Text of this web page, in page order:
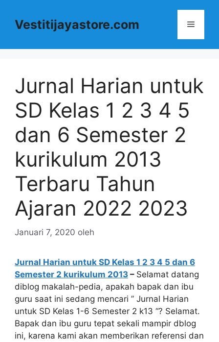
Vestitijayastore.com Menu
Jurnal Harian untuk
SD Kelas 1 2 3 4 5
dan 6 Semester 2
kurikulum 2013
Terbaru Tahun
Ajaran 2022 2023
Januari 7, 2020 oleh
Jurnal Harian untuk SD Kelas 1 2 3 4 5 dan 6
Semester 2 kurikulum 2013 – Selamat datang
diblog makalah-pedia, apakah bapak dan ibu
guru saat ini sedang mencari ” Jurnal Harian
untuk SD Kelas 1-6 Semester 2 k13 “? Selamat.
Bapak dan ibu guru tepat sekali mampir dblog
ini, karena kami akan memberikan referensi dan